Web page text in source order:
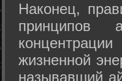
Наконец,
принципов
жизненной
называвший